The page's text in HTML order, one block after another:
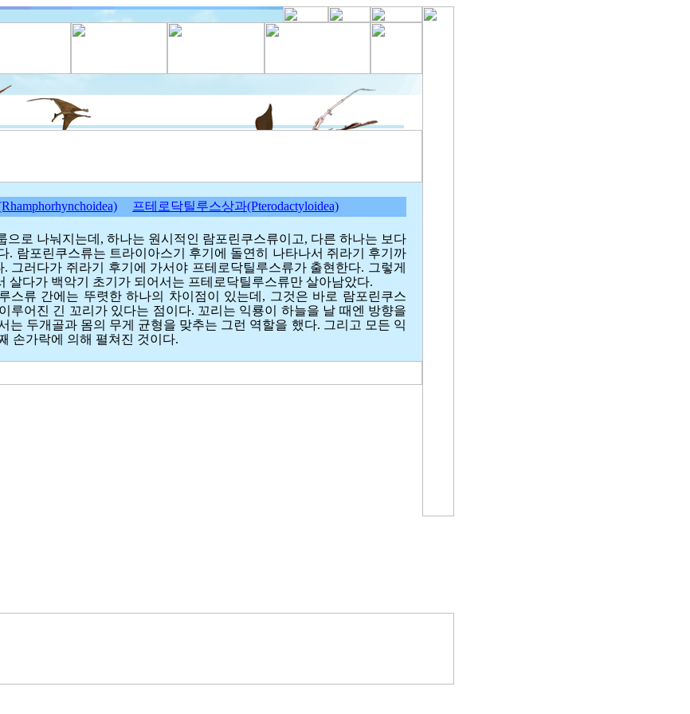
프테로닥틸루스상과(Pterodactyloidea)
으로 나눠지는데, 하나는 원시적인 람포린쿠스류이고, 다른 하나는 보다
. 람포린쿠스류는 트라이아스기 후기에 돌연히 나타나서 쥐라기 후기까
그러다가 쥐라기 후기에 가서야 프테로닥틸루스류가 출현한다. 그렇게
살다가 백악기 초기가 되어서는 프테로닥틸루스류만 살아남았다.
스류 간에는 뚜렷한 하나의 차이점이 있는데, 그것은 바로 람포린쿠스
루어진 긴 꼬리가 있다는 점이다. 꼬리는 익룡이 하늘을 날 때엔 방향을
는 두개골과 몸의 무게 균형을 맞추는 그런 역할을 했다. 그리고 모든 익
손가락에 의해 펼쳐진 것이다.